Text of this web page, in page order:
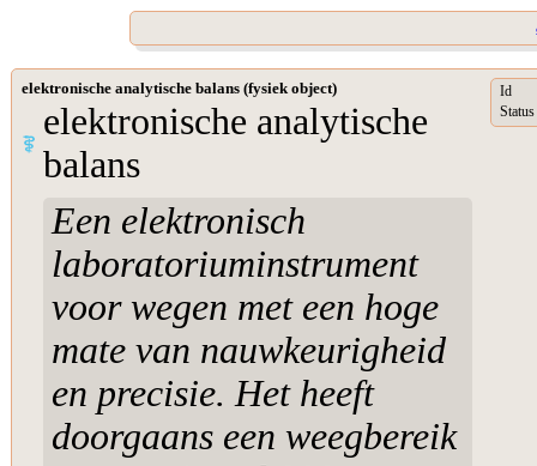
elektronische analytische balans (fysiek object)
elektronische analytische
balans
Een elektronisch
laboratoriuminstrument
voor wegen met een hoge
mate van nauwkeurigheid
en precisie. Het heeft
doorgaans een weegbereik
Id
Status